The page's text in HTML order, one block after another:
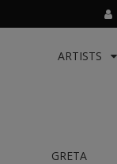
ARTISTS
GRETA